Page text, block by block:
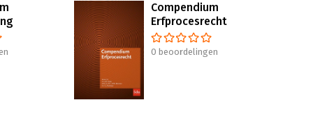
Compendium
Erfprocesrecht
0 beoordelingen